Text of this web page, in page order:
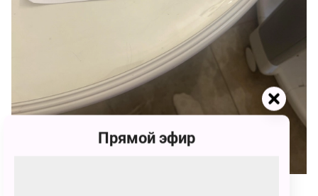
Прямой эфир